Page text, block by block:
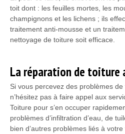
toit dont : les feuilles mortes, les
champignons et les lichens ; ils
traitement anti-mousse et un
nettoyage de toiture soit efficace.
La réparation de toiture
Si vous percevez des problèmes
n’hésitez pas à faire appel aux
Toiture pour s’en occuper
problèmes d’infiltration d’eau, de
bien d’autres problèmes liés à